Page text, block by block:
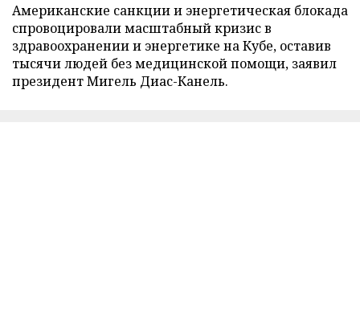
Американские санкции и энергетическая блокада
спровоцировали масштабный кризис в
здравоохранении и энергетике на Кубе, оставив
тысячи людей без медицинской помощи, заявил
президент Мигель Диас-Канель.